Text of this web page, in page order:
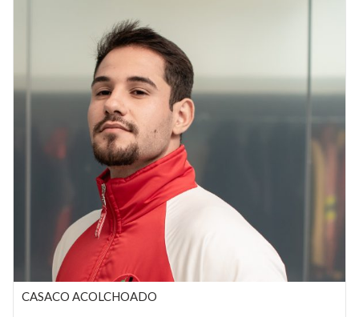
CASACO ACOLCHOADO